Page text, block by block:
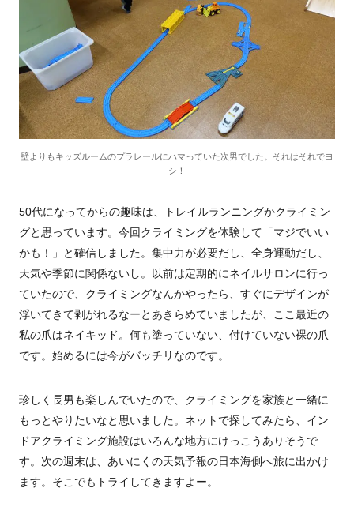
壁よりもキッズルームのプラレールにハマっていた次男でした。それはそれでヨ
シ！
50代になってからの趣味は、トレイルランニングかクライミン
グと思っています。今回クライミングを体験して「マジでいい
かも！」と確信しました。集中力が必要だし、全身運動だし、
天気や季節に関係ないし。以前は定期的にネイルサロンに行っ
ていたので、クライミングなんかやったら、すぐにデザインが
浮いてきて剥がれるなーとあきらめていましたが、ここ最近の
私の爪はネイキッド。何も塗っていない、付けていない裸の爪
です。始めるには今がバッチリなのです。
珍しく長男も楽しんでいたので、クライミングを家族と一緒に
もっとやりたいなと思いました。ネットで探してみたら、イン
ドアクライミング施設はいろんな地方にけっこうありそうで
す。次の週末は、あいにくの天気予報の日本海側へ旅に出かけ
ます。そこでもトライしてきますよー。